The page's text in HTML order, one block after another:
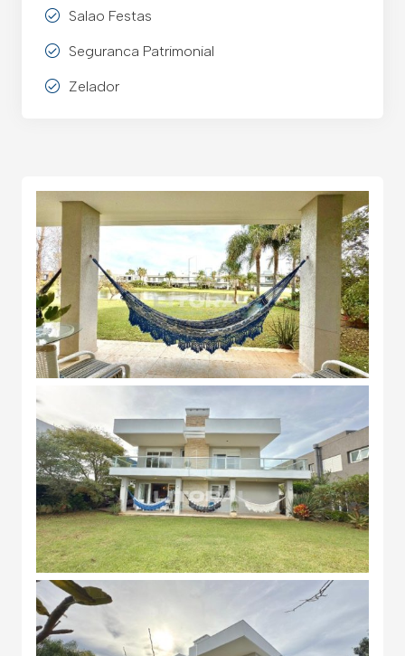
Salao Festas
Seguranca Patrimonial
Zelador